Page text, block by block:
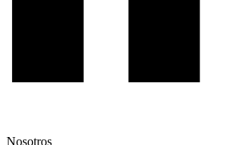
Nosotros